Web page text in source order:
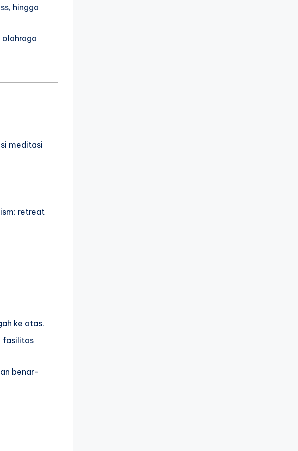
hingga
olahraga
meditasi
retreat
ke atas.
fasilitas
benar-